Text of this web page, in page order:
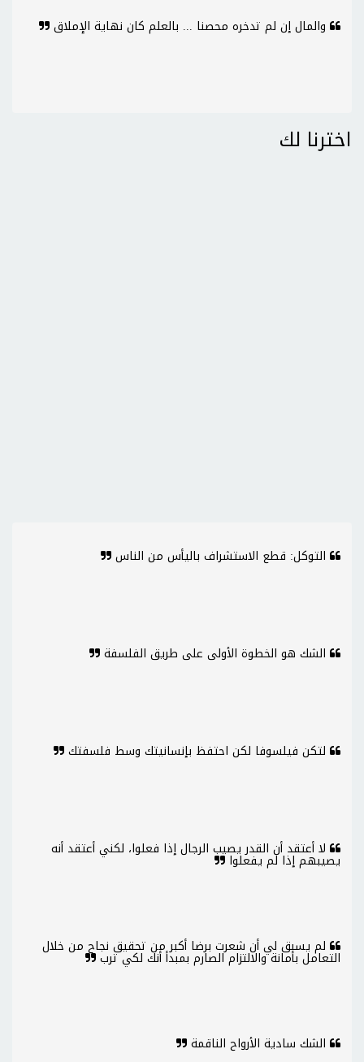
والمال إن لم تدخره محصنا ... بالعلم كان نهاية الإملاق
اخترنا لك
التوكل: قطع الاستشراف باليأس من الناس
الشك هو الخطوة الأولى على طريق الفلسفة
لتكن فيلسوفا لكن احتفظ بإنسانيتك وسط فلسفتك
لا أعتقد أن القدر يصيب الرجال إذا فعلوا، لكني أعتقد أنه
يصيبهم إذا لم يفعلوا
لم يسبق لي أن شعرت برضا أكبر من تحقيق نجاح من خلال
التعامل بأمانة والالتزام الصارم بمبدأ أنك لكي ترب
الشك سادية الأرواح الناقمة